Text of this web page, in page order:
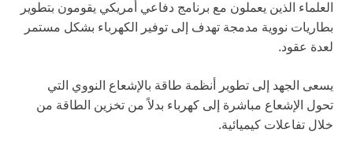
العلماء الذين يعملون مع برنامج دفاعي أمريكي يقومون بتطوير
بطاريات نووية مدمجة تهدف إلى توفير الكهرباء بشكل مستمر
لعدة عقود.
يسعى الجهد إلى تطوير أنظمة طاقة بالإشعاع النووي التي
تحول الإشعاع مباشرة إلى كهرباء بدلاً من تخزين الطاقة من
خلال تفاعلات كيميائية.